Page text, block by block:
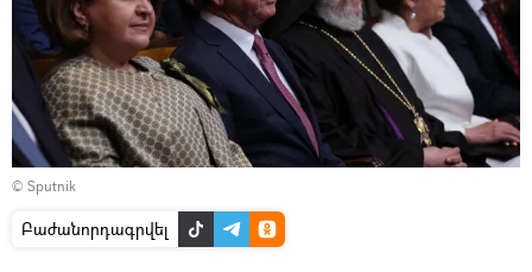
© Sputnik
Բաժանորդագրվել